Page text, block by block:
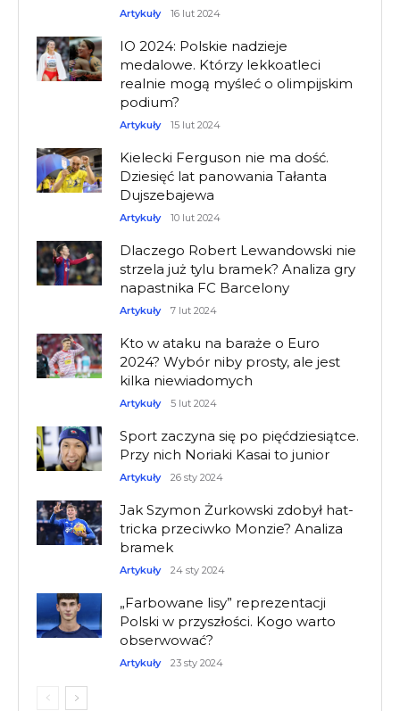
Artykuły 16 lut 2024
IO 2024: Polskie nadzieje
medalowe. Którzy lekkoatleci
realnie mogą myśleć o olimpijskim
podium?
Artykuły 15 lut 2024
Kielecki Ferguson nie ma dość.
Dziesięć lat panowania Tałanta
Dujszebajewa
Artykuły 10 lut 2024
Dlaczego Robert Lewandowski nie
strzela już tylu bramek? Analiza gry
napastnika FC Barcelony
Artykuły 7 lut 2024
Kto w ataku na baraże o Euro
2024? Wybór niby prosty, ale jest
kilka niewiadomych
Artykuły 5 lut 2024
Sport zaczyna się po pięćdziesiątce.
Przy nich Noriaki Kasai to junior
Artykuły 26 sty 2024
Jak Szymon Żurkowski zdobył hat-
tricka przeciwko Monzie? Analiza
bramek
Artykuły 24 sty 2024
„Farbowane lisy” reprezentacji
Polski w przyszłości. Kogo warto
obserwować?
Artykuły 23 sty 2024